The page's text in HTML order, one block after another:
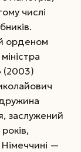
числі
орденом
(2003)
заслужений
Німеччині —